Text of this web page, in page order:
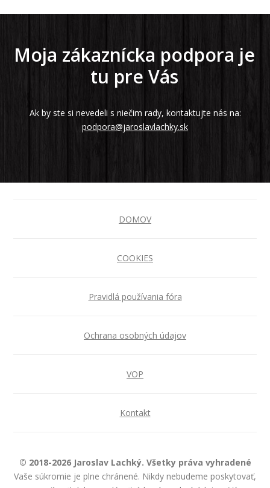
Moja zákaznícka podpora je
tu pre Vás
Ak by ste si nevedeli s niečim rady, kontaktujte nás na:
podpora@jaroslavlachky.sk
DOMOV
COOKIES
Pravidlá používania fóra
Ochrana osobných údajov
VOP
Kontakt
© 2018-2026 Jaroslav Lachký. Všetky práva vyhradené
Vaše súkromie je plne chránené. Nikdy nebudeme poskytovať,